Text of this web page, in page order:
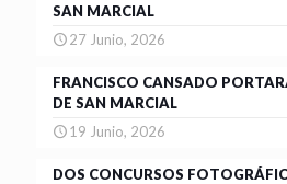
SAN MARCIAL
27 Junio, 2026
FRANCISCO CANSADO
DE SAN MARCIAL
19 Junio, 2026
DOS CONCURSOS